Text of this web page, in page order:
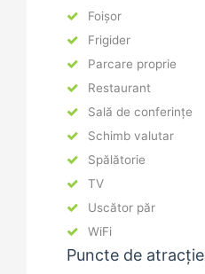
Foișor
Frigider
Parcare proprie
Restaurant
Sală de conferințe
Schimb valutar
Spălătorie
TV
Uscător păr
WiFi
Puncte de atracție